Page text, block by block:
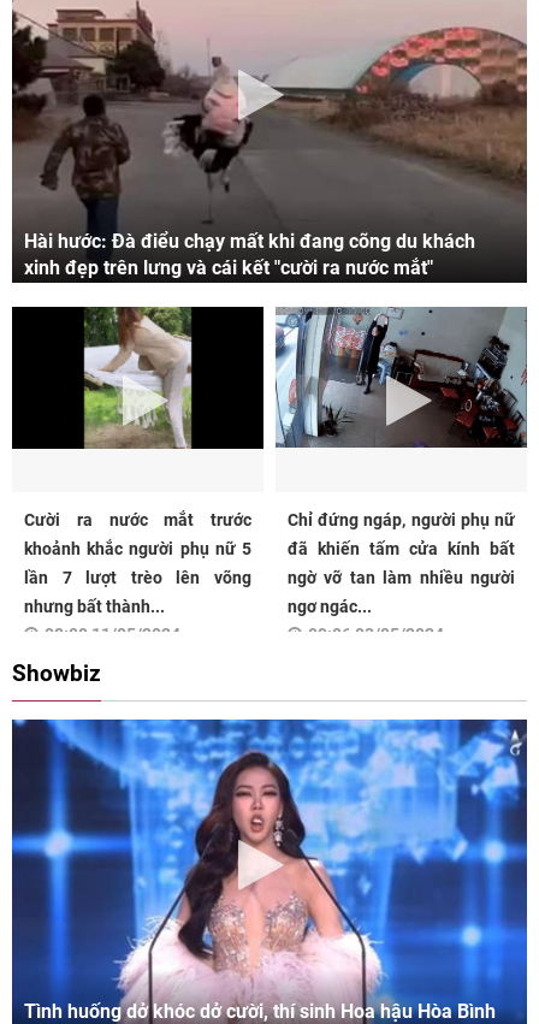
Hài hước: Đà điểu chạy mất khi đang cõng du khách
xinh đẹp trên lưng và cái kết "cười ra nước mắt"
Cười ra nước mắt trước
khoảnh khắc người phụ nữ 5
lần 7 lượt trèo lên võng
nhưng bất thành...
08:00 11/05/2024
Chỉ đứng ngáp, người phụ nữ
đã khiến tấm cửa kính bất
ngờ vỡ tan làm nhiều người
ngơ ngác...
09:06 03/05/2024
Showbiz
Tình huống dở khóc dở cười, thí sinh Hoa hậu Hòa Bình